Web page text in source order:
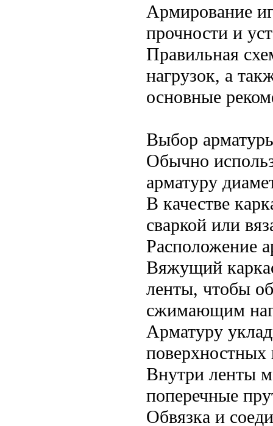
Армирование
прочности и
Правильная
нагрузок, а
основные
Выбор
Обычно
арматуру
В качестве
сваркой или
Расположение
Вяжущий
ленты, чтобы
сжимающим
Арматуру
поверхностных
Внутри ленты
поперечные
Обвязка и